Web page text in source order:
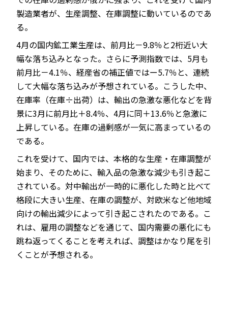
製造業者が、生産調整、在庫調整に動いているのであ
る。
4月の国内鉱工業生産は、前月比－9.8％と2桁近い大
幅な落ち込みとなった。さらに予測指数では、5月も
前月比－4.1％、経産省の補正値ではー5.7％と、連続
して大幅な落ち込みが予想されている。こうした中、
在庫率（在庫÷出荷）は、輸出の急激な悪化などを背
景に3月に前月比＋8.4％、4月に同＋13.6％と急激に
上昇している。在庫の過剰感が一気に高まっているの
である。
これを受けて、国内では、本格的な生産・在庫調整が
始まり、そのために、輸入品の急激な減少も引き起こ
されている。対中輸出が一時的に悪化した時と比べて
格段に大きい生産、在庫の調整が、対欧米など他地域
向けの輸出減少によって引き起こされたのである。こ
れは、雇用の調整などを通じて、国内需要の悪化にも
跳ね返ってくることを考えれば、調整はかなり尾を引
くことが予想される。